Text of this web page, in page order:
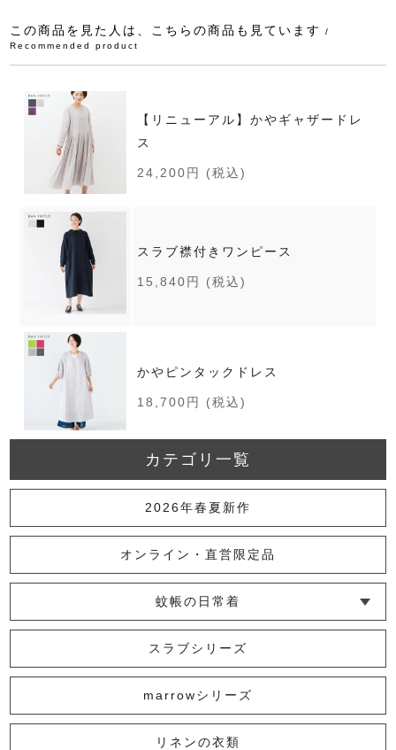
この商品を見た人は、こちらの商品も見ています
/
Recommended product
【リニューアル】かやギャザードレ
ス
24,200円 (税込)
スラブ襟付きワンピース
15,840円 (税込)
かやピンタックドレス
18,700円 (税込)
かやラグランスリーブドレス
11,000円 (税込)
スラブウエストタックワンピース
カテゴリ一覧
2026年春夏新作
オンライン・直営限定品
蚊帳の日常着
└ インナー
└ トップス
└ ワンピース
└ パンツ
└ スカート
└ 羽織りもの
└ キッズ・ベビー
スラブシリーズ
marrowシリーズ
リネンの衣類